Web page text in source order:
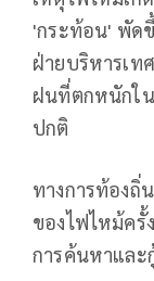
'กระท้อน' พัด
ฝ่ายบริหารเท
ฝนที่ตกหนักใ
ปกติ
ทางการท้องถิ่
ของไฟไหม้ครั้
การค้นหาและ